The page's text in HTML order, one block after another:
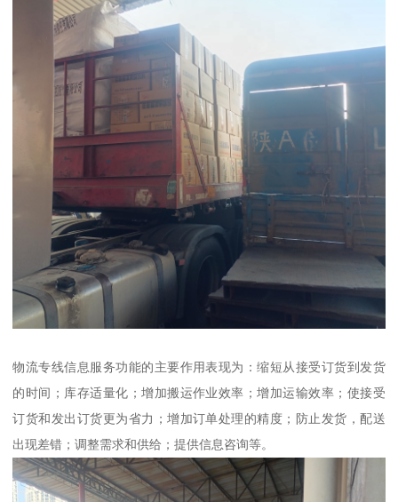
物流专线信息服务功能的主要作用表现为：缩短从接受订货到发货
的时间；库存适量化；增加搬运作业效率；增加运输效率；使接受
订货和发出订货更为省力；增加订单处理的精度；防止发货，配送
出现差错；调整需求和供给；提供信息咨询等。